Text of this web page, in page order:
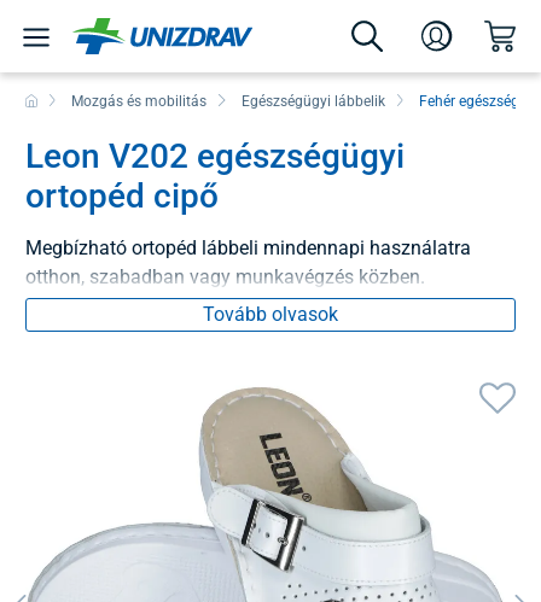
Mozgás és mobilitás Egészségügyi lábbelik Fehér
Leon V202 egészségügyi
ortopéd cipő
Megbízható ortopéd lábbeli mindennapi használatra
otthon, szabadban vagy munkavégzés közben.
Tovább olvasok